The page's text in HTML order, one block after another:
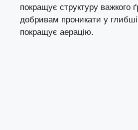
покращує структуру важкого
добривам проникати у
покращує аерацію.